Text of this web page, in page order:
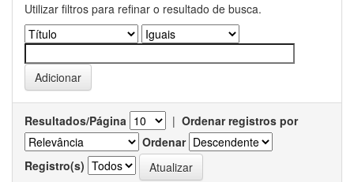
Utilizar filtros para refinar o resultado de busca.
Resultados/Página | Ordenar registros por
Ordenar
Registro(s)